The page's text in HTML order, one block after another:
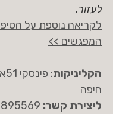
לעזור.
לקריאה נוספת על
המפגשים >>
הקליניקות
חיפה
ליצירת קשר: